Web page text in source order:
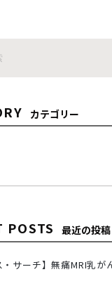
カテゴリー
POSTS 最近の投稿
・サーチ】無痛MRI乳が